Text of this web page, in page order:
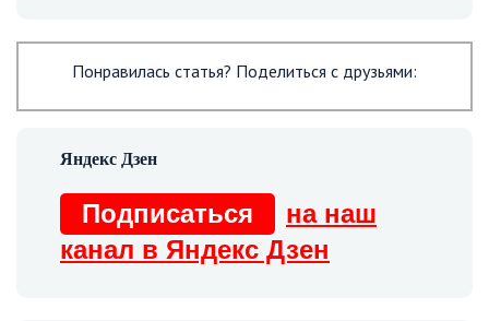
Понравилась статья? Поделиться с друзьями:
Подписаться
на наш
канал в Яндекс Дзен